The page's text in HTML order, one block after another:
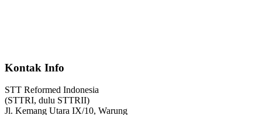
Kontak Info
STT Reformed Indonesia
(STTRI, dulu STTRII)
Jl. Kemang Utara IX/10, Warung